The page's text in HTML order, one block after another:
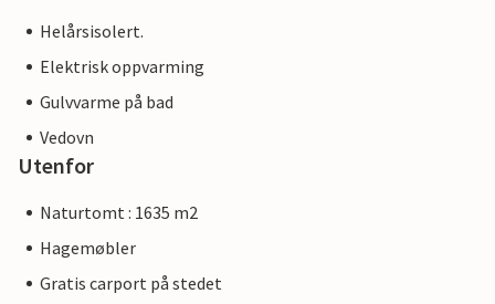
Helårsisolert.
Elektrisk oppvarming
Gulvvarme på bad
Vedovn
Utenfor
Naturtomt : 1635 m2
Hagemøbler
Gratis carport på stedet